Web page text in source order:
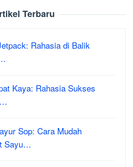
Terbaru
Rahasia di Balik
Kaya: Rahasia Sukses
Sop: Cara Mudah
Sayu…